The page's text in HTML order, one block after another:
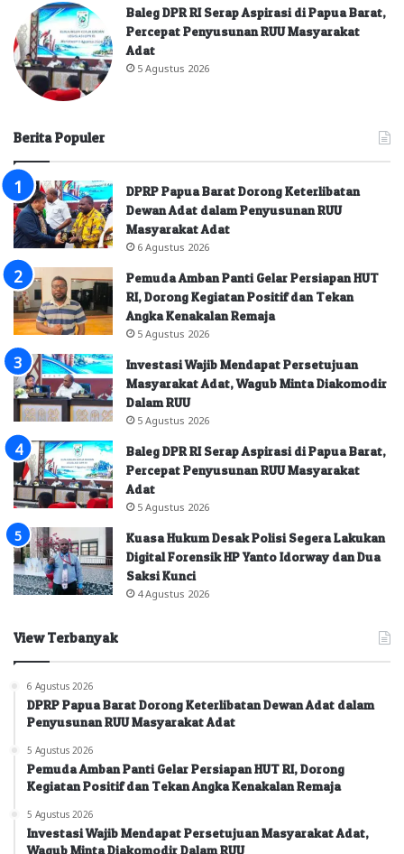
Baleg DPR RI Serap Aspirasi di Papua Barat,
Percepat Penyusunan RUU Masyarakat
Adat
5 Agustus 2026
Berita Populer
DPRP Papua Barat Dorong Keterlibatan
Dewan Adat dalam Penyusunan RUU
Masyarakat Adat
6 Agustus 2026
Pemuda Amban Panti Gelar Persiapan HUT
RI, Dorong Kegiatan Positif dan Tekan
Angka Kenakalan Remaja
5 Agustus 2026
Investasi Wajib Mendapat Persetujuan
Masyarakat Adat, Wagub Minta Diakomodir
Dalam RUU
5 Agustus 2026
Baleg DPR RI Serap Aspirasi di Papua Barat,
Percepat Penyusunan RUU Masyarakat
Adat
5 Agustus 2026
Kuasa Hukum Desak Polisi Segera Lakukan
Digital Forensik HP Yanto Idorway dan Dua
Saksi Kunci
4 Agustus 2026
View Terbanyak
6 Agustus 2026
DPRP Papua Barat Dorong Keterlibatan Dewan Adat dalam
Penyusunan RUU Masyarakat Adat
5 Agustus 2026
Pemuda Amban Panti Gelar Persiapan HUT RI, Dorong
Kegiatan Positif dan Tekan Angka Kenakalan Remaja
5 Agustus 2026
Investasi Wajib Mendapat Persetujuan Masyarakat Adat,
Wagub Minta Diakomodir Dalam RUU